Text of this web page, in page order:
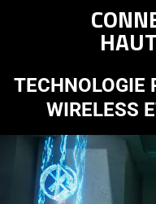
TECHNOLOGIE
WIRELESS